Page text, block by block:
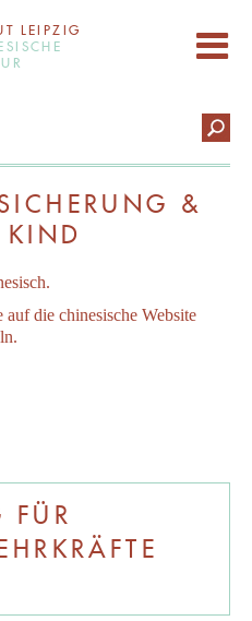
LEIPZIG
&
die chinesische Website
FÜR